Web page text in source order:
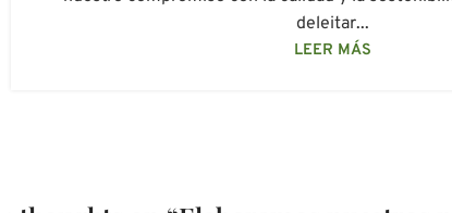
deleitar...
LEER MÁS